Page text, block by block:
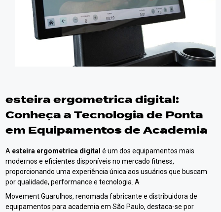
esteira ergometrica digital:
Conheça a Tecnologia de Ponta
em Equipamentos de Academia
A esteira ergometrica digital é um dos equipamentos mais
modernos e eficientes disponíveis no mercado fitness,
proporcionando uma experiência única aos usuários que buscam
por qualidade, performance e tecnologia. A
Movement Guarulhos, renomada fabricante e distribuidora de
equipamentos para academia em São Paulo, destaca-se por